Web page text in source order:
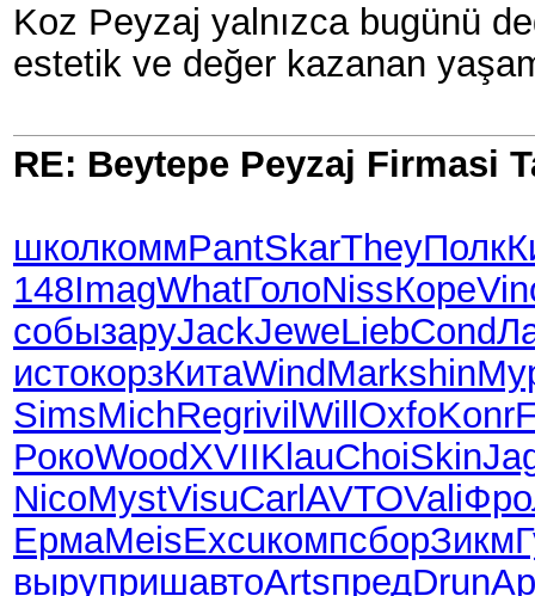
Koz Peyzaj yalnızca bugünü
estetik ve değer kazanan
RE: Beytepe Peyzaj Firmasi
школкоммPantSkarTheyПолк
148ImagWhatГолоNissКоре
собызаруJackJeweLiebCond
истокорзКитаWindMarkshin
SimsMichRegrivil Will OxfoKonr
РокоWoodXVIIKlauChoiSkin
NicoMystVisuCarl AVTOVali
ЕрмаMeisExcuкомпсборЗикм
вырупришавтоArtsпредDrun